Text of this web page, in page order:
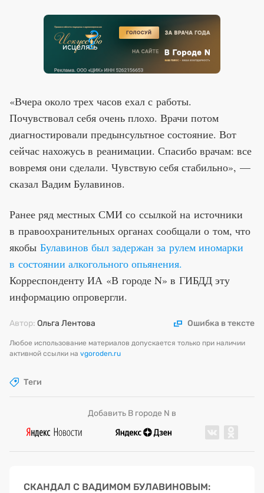
«Вчера около трех часов ехал с работы.
Почувствовал себя очень плохо. Врачи потом
диагностировали предынсультное состояние. Вот
сейчас нахожусь в реанимации. Спасибо врачам: все
вовремя они сделали. Чувствую себя стабильно», —
сказал Вадим Булавинов.
Ранее ряд местных СМИ со ссылкой на источники
в правоохранительных органах сообщали о том, что
якобы Булавинов был задержан за рулем иномарки
в состоянии алкогольного опьянения.
Корреспонденту ИА «В городе N» в ГИБДД эту
информацию опровергли.
Автор: Ольга Лентова Ошибка в тексте
Любое использование материалов допускается только при наличии
активной ссылки на vgoroden.ru
Теги
Добавить В городе N в
СКАНДАЛ С ВАДИМОМ БУЛАВИНОВЫМ